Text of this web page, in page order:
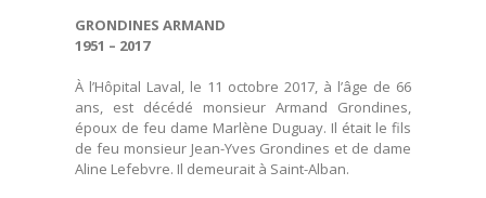
GRONDINES ARMAND
1951 – 2017
À l’Hôpital Laval, le 11 octobre 2017, à l’âge de 66
ans, est décédé monsieur Armand Grondines,
époux de feu dame Marlène Duguay. Il était le fils
de feu monsieur Jean-Yves Grondines et de dame
Aline Lefebvre. Il demeurait à Saint-Alban.